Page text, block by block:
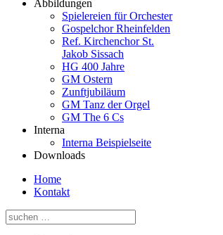
Abbildungen
Spielereien für Orchester
Gospelchor Rheinfelden
Ref. Kirchenchor St.
Jakob Sissach
HG 400 Jahre
GM Ostern
Zunftjubiläum
GM Tanz der Orgel
GM The 6 Cs
Interna
Interna Beispielseite
Downloads
Home
Kontakt